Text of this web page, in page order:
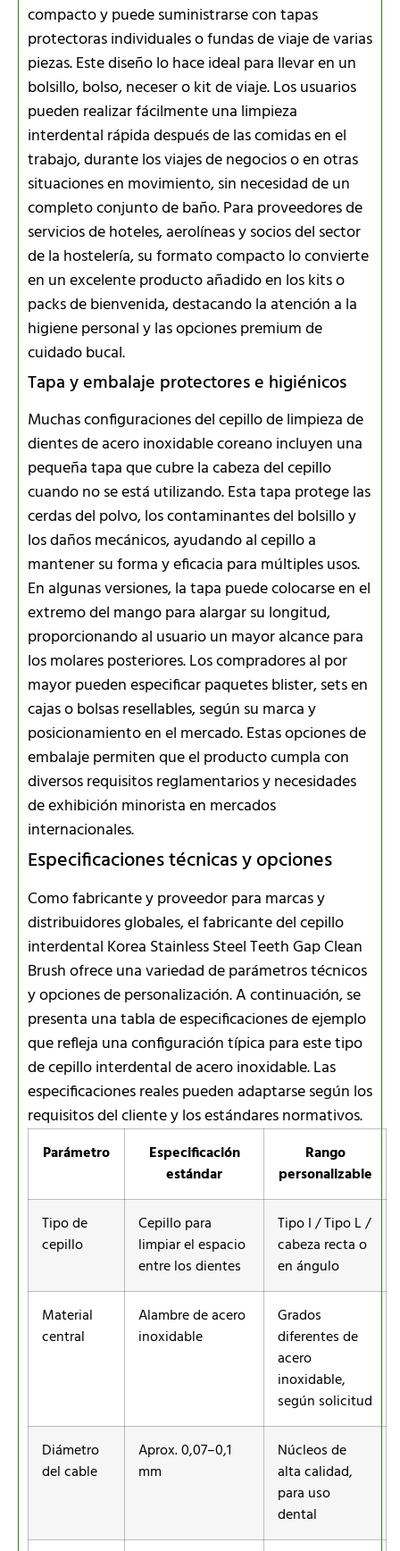
compacto y puede suministrarse con tapas
protectoras individuales o fundas de viaje de varias
piezas. Este diseño lo hace ideal para llevar en un
bolsillo, bolso, neceser o kit de viaje. Los usuarios
pueden realizar fácilmente una limpieza
interdental rápida después de las comidas en el
trabajo, durante los viajes de negocios o en otras
situaciones en movimiento, sin necesidad de un
completo conjunto de baño. Para proveedores de
servicios de hoteles, aerolíneas y socios del sector
de la hostelería, su formato compacto lo convierte
en un excelente producto añadido en los kits o
packs de bienvenida, destacando la atención a la
higiene personal y las opciones premium de
cuidado bucal.
Tapa y embalaje protectores e higiénicos
Muchas configuraciones del cepillo de limpieza de
dientes de acero inoxidable coreano incluyen una
pequeña tapa que cubre la cabeza del cepillo
cuando no se está utilizando. Esta tapa protege las
cerdas del polvo, los contaminantes del bolsillo y
los daños mecánicos, ayudando al cepillo a
mantener su forma y eficacia para múltiples usos.
En algunas versiones, la tapa puede colocarse en el
extremo del mango para alargar su longitud,
proporcionando al usuario un mayor alcance para
los molares posteriores. Los compradores al por
mayor pueden especificar paquetes blister, sets en
cajas o bolsas resellables, según su marca y
posicionamiento en el mercado. Estas opciones de
embalaje permiten que el producto cumpla con
diversos requisitos reglamentarios y necesidades
de exhibición minorista en mercados
internacionales.
Especificaciones técnicas y opciones
Como fabricante y proveedor para marcas y
distribuidores globales, el fabricante del cepillo
interdental Korea Stainless Steel Teeth Gap Clean
Brush ofrece una variedad de parámetros técnicos
y opciones de personalización. A continuación, se
presenta una tabla de especificaciones de ejemplo
que refleja una configuración típica para este tipo
de cepillo interdental de acero inoxidable. Las
especificaciones reales pueden adaptarse según los
requisitos del cliente y los estándares normativos.
Parámetro
Especificación
estándar
Rango
personalizable
Tipo de
cepillo
Cepillo para
limpiar el espacio
entre los dientes
Tipo I / Tipo L /
cabeza recta o
en ángulo
Material
central
Alambre de acero
inoxidable
Grados
diferentes de
acero
inoxidable,
según solicitud
Diámetro
del cable
Aprox. 0,07–0,1
mm
Núcleos de
alta calidad,
para uso
dental